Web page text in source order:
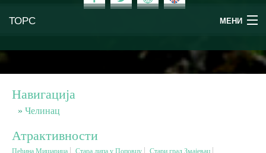
ТОРС МЕНИ
Планински туризам
Бањски туризам
Навигација
Челинац
Атрактивности
Пећина Мишарица Стара липа у Поповцу Стари град Змајевац